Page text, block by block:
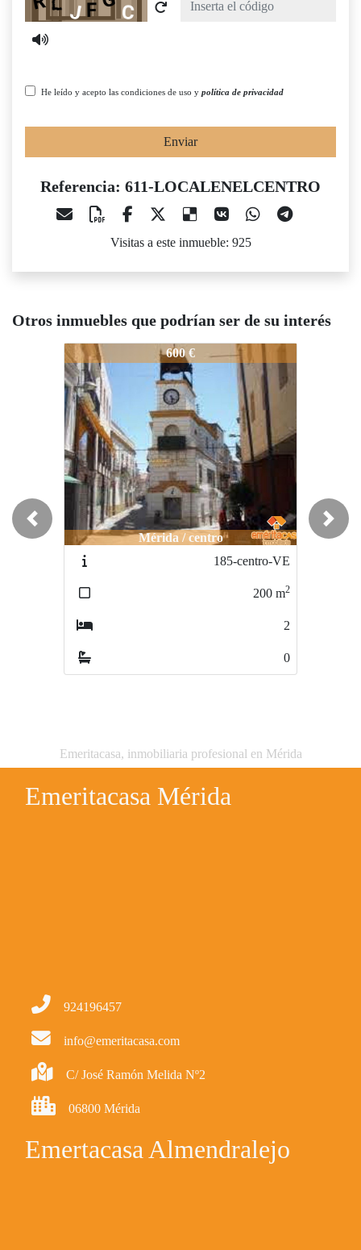
He leído y acepto las condiciones de uso y política de privacidad
Enviar
Referencia: 611-LOCALENELCENTRO
Visitas a este inmueble: 925
Otros inmuebles que podrían ser de su interés
611-LOCALENELCENTRO
600 €
Mérida / centro
185-centro-VE
m2
611-LOCALENELCENTRO
700 €
Mérida / centro
254-centro-AL
Previous Next
Emeritacasa, inmobiliaria profesional en Mérida
Emeritacasa Mérida
924196457
info@emeritacasa.com
C/ José Ramón Melida Nº2
06800 Mérida
Emertacasa Almendralejo